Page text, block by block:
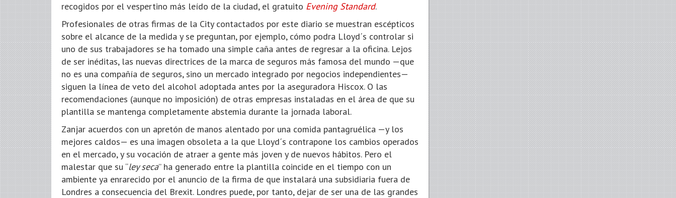
recogidos por el vespertino más leído de la ciudad, el gratuito Evening Standard.
Profesionales de otras firmas de la City contactados por este diario se muestran escépticos
sobre el alcance de la medida y se preguntan, por ejemplo, cómo podra Lloyd´s controlar si
uno de sus trabajadores se ha tomado una simple caña antes de regresar a la oficina. Lejos
de ser inéditas, las nuevas directrices de la marca de seguros más famosa del mundo —que
no es una compañía de seguros, sino un mercado integrado por negocios independientes—
siguen la línea de veto del alcohol adoptada antes por la aseguradora Hiscox. O las
recomendaciones (aunque no imposición) de otras empresas instaladas en el área de que su
plantilla se mantenga completamente abstemia durante la jornada laboral.
Zanjar acuerdos con un apretón de manos alentado por una comida pantagruélica —y los
mejores caldos— es una imagen obsoleta a la que Lloyd´s contrapone los cambios operados
en el mercado, y su vocación de atraer a gente más joven y de nuevos hábitos. Pero el
malestar que su “ley seca” ha generado entre la plantilla coincide en el tiempo con un
ambiente ya enrarecido por el anuncio de la firma de que instalará una subsidiaria fuera de
Londres a consecuencia del Brexit. Londres puede, por tanto, dejar de ser una de las grandes